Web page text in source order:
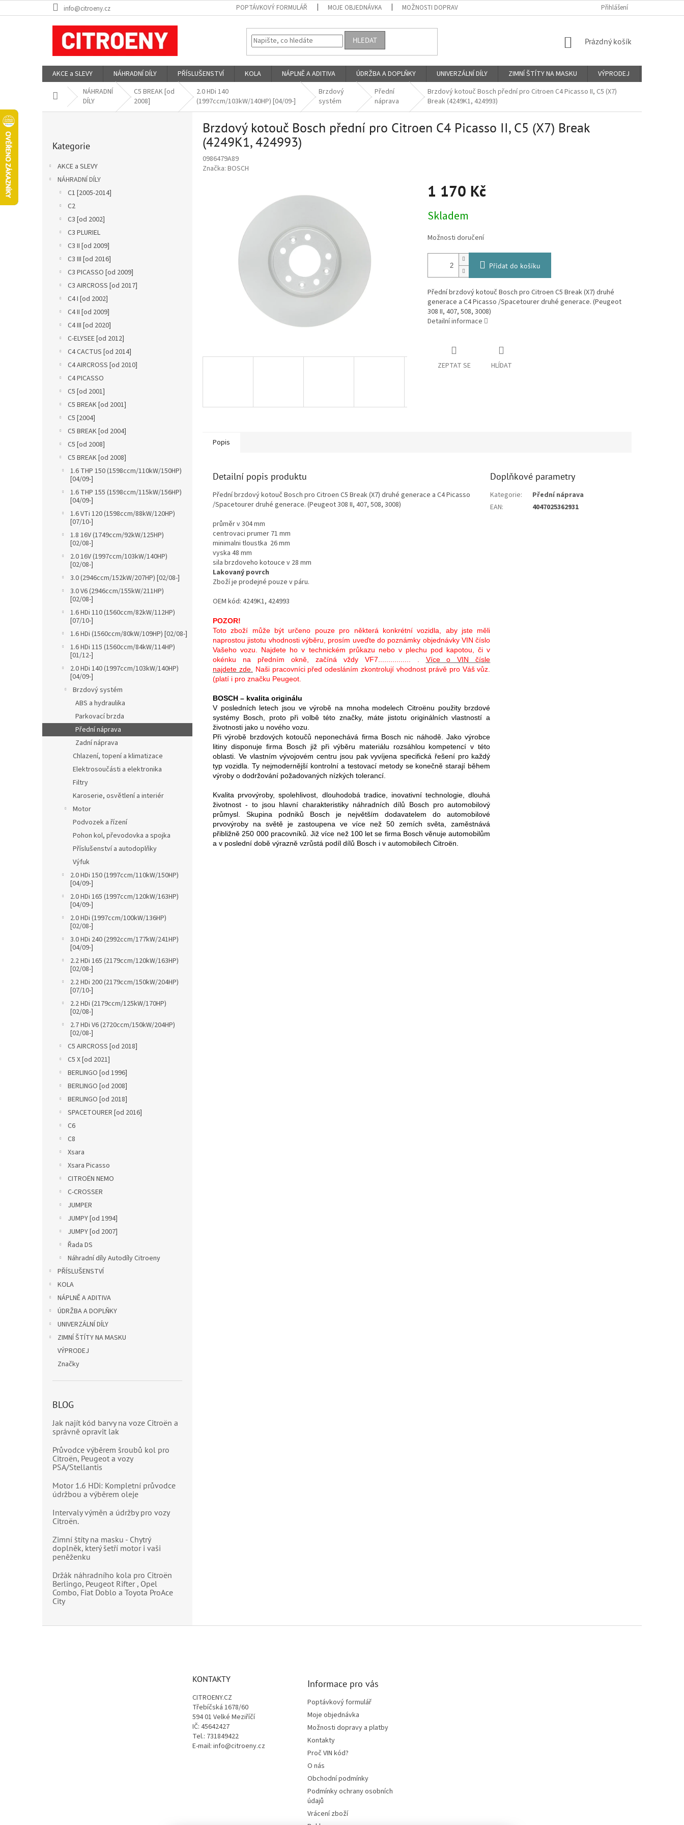
na
info@citroeny.cz POPTÁVKOVÝ FORMULÁŘ MOJE OBJEDNÁVKA MOŽNOSTI DOPRAVY A PLATBY PROČ VIN KÓD? O NÁS
Přihlášení
HLEDAT
NÁKUPNÍ
Prázdný košík
AKCE a SLEVY NÁHRADNÍ DÍLY PŘÍSLUŠENSTVÍ KOLA NÁPLNĚ A ADITIVA ÚDRŽBA A DOPLŇKY UNIVERZÁLNÍ DÍLY ZIMNÍ ŠTÍTY NA MASKU VÝPRODEJ
Domů NÁHRADNÍ
DÍLY
C5 BREAK [od
2008]
2.0 HDi 140
(1997ccm/103kW/140HP) [04/09-]
Brzdový
systém
Přední
náprava
Brzdový kotouč Bosch přední pro Citroen C4 Picasso II, C5 (X7)
Break (4249K1, 424993)
kategorie
Kategorie
AKCE a SLEVY
NÁHRADNÍ DÍLY
C1 [2005-2014]
C2
C3 [od 2002]
C3 PLURIEL
C3 II [od 2009]
C3 III [od 2016]
C3 PICASSO [od 2009]
C3 AIRCROSS [od 2017]
C4 I [od 2002]
C4 II [od 2009]
C4 III [od 2020]
C-ELYSEE [od 2012]
C4 CACTUS [od 2014]
C4 AIRCROSS [od 2010]
C4 PICASSO
C5 [od 2001]
C5 BREAK [od 2001]
C5 [2004]
C5 BREAK [od 2004]
C5 [od 2008]
C5 BREAK [od 2008]
1.6 THP 150 (1598ccm/110kW/150HP)
[04/09-]
1.6 THP 155 (1598ccm/115kW/156HP)
[04/09-]
1.6 VTi 120 (1598ccm/88kW/120HP)
[07/10-]
1.8 16V (1749ccm/92kW/125HP)
[02/08-]
2.0 16V (1997ccm/103kW/140HP)
[02/08-]
3.0 (2946ccm/152kW/207HP) [02/08-]
3.0 V6 (2946ccm/155kW/211HP)
[02/08-]
1.6 HDi 110 (1560ccm/82kW/112HP)
[07/10-]
1.6 HDi (1560ccm/80kW/109HP) [02/08-]
1.6 HDi 115 (1560ccm/84kW/114HP)
[01/12-]
2.0 HDi 140 (1997ccm/103kW/140HP)
[04/09-]
Brzdový systém
ABS a hydraulika
Parkovací brzda
Přední náprava
Zadní náprava
Chlazení, topení a klimatizace
Elektrosoučásti a elektronika
Filtry
Karoserie, osvětlení a interiér
Motor
Podvozek a řízení
Pohon kol, převodovka a spojka
Příslušenství a autodoplňky
Výfuk
2.0 HDi 150 (1997ccm/110kW/150HP)
[04/09-]
2.0 HDi 165 (1997ccm/120kW/163HP)
[04/09-]
2.0 HDi (1997ccm/100kW/136HP)
[02/08-]
3.0 HDi 240 (2992ccm/177kW/241HP)
[04/09-]
2.2 HDi 165 (2179ccm/120kW/163HP)
[02/08-]
2.2 HDi 200 (2179ccm/150kW/204HP)
[07/10-]
2.2 HDi (2179ccm/125kW/170HP)
[02/08-]
2.7 HDi V6 (2720ccm/150kW/204HP)
[02/08-]
C5 AIRCROSS [od 2018]
C5 X [od 2021]
BERLINGO [od 1996]
BERLINGO [od 2008]
BERLINGO [od 2018]
SPACETOURER [od 2016]
C6
C8
Xsara
Xsara Picasso
CITROËN NEMO
C-CROSSER
JUMPER
JUMPY [od 1994]
JUMPY [od 2007]
Řada DS
Náhradní díly Autodíly Citroeny
PŘÍSLUŠENSTVÍ
KOLA
NÁPLNĚ A ADITIVA
ÚDRŽBA A DOPLŇKY
UNIVERZÁLNÍ DÍLY
ZIMNÍ ŠTÍTY NA MASKU
VÝPRODEJ
Značky
BLOG
Jak najít kód barvy na voze Citroën a
správně opravit lak
Průvodce výběrem šroubů kol pro
Citroën, Peugeot a vozy
PSA/Stellantis
Motor 1.6 HDi: Kompletní průvodce
údržbou a výběrem oleje
Intervaly výměn a údržby pro vozy
Citroën.
Zimní štíty na masku - Chytrý
doplněk, který šetří motor i vaši
peněženku
Držák náhradního kola pro Citroën
Berlingo, Peugeot Rifter , Opel
Combo, Fiat Doblo a Toyota ProAce
City
Brzdový kotouč Bosch přední pro Citroen C4 Picasso II, C5 (X7) Break
(4249K1, 424993)
0986479A89
Značka: BOSCH
1 170 Kč
cena:
Skladem
Možnosti doručení
Přidat do košíku
Přední brzdový kotouč Bosch pro Citroen C5 Break (X7) druhé
generace a C4 Picasso /Spacetourer druhé generace. (Peugeot
308 II, 407, 508, 3008)
Detailní informace
ZEPTAT SE HLÍDAT
Popis
Detailní popis produktu
Přední brzdový kotouč Bosch pro Citroen C5 Break (X7) druhé generace a C4 Picasso
/Spacetourer druhé generace. (Peugeot 308 II, 407, 508, 3008)
průměr v304 mm
centrovaci prumer 71 mm
minimalni tloustka 26 mm
vyska 48 mm
sila brzdoveho kotouce v 28 mm
Lakovaný povrch
Zboží je prodejné pouze v páru.
OEM kód: 4249K1, 424993
POZOR!
Toto zboží může být určeno pouze pro některá konkrétní vozidla, aby jste měli
naprostou jistotu vhodnosti výběru, prosím uveďte do poznámky objednávky VIN číslo
Vašeho vozu. Najdete ho v technickém průkazu nebo v plechu pod kapotou, či v
okénku na předním okně, začíná vždy VF7................ . Více o VIN čísle
najdete zde.
Naši pracovníci před odesláním zkontrolují vhodnost právě pro Váš vůz.
(platí i pro značku Peugeot.
BOSCH – kvalita originálu
V posledních letech jsou ve výrobě na mnoha modelech Citroënu použity brzdové
systémy Bosch, proto při volbě této značky, máte jistotu originálních vlastností a
životnosti jako u nového vozu.
Při výrobě brzdových kotoučů neponechává firma Bosch nic náhodě. Jako výrobce
litiny disponuje firma Bosch již při výběru materiálu rozsáhlou kompetencí v této
oblasti. Ve vlastním vývojovém centru jsou pak vyvíjena specifická řešení pro každý
typ vozidla. Ty nejmodernější kontrolní a testovací metody se konečně starají během
výroby o dodržování požadovaných nízkých tolerancí.
Kvalita prvovýroby, spolehlivost, dlouhodobá tradice, inovativní technologie, dlouhá
životnost - to jsou hlavní charakteristiky náhradních dílů Bosch pro automobilový
průmysl. Skupina podniků Bosch je největším dodavatelem do automobilové
prvovýroby na světě je zastoupena ve více než 50 zemích světa, zaměstnává
přibližně 250 000 pracovníků. Již více než 100 let se firma Bosch věnuje automobilům
a v poslední době výrazně vzrůstá podíl dílů Bosch i v automobilech Citroën.
Doplňkové parametry
Kategorie:
Přední náprava
EAN: 4047025362931
KONTAKTY
CITROENY.CZ
Třebíčská 1678/60
594 01 Velké Meziříčí
IČ: 45642427
Tel.: 731849422
E-mail: info@citroeny.cz
Informace pro vás
Poptávkový formulář
Moje objednávka
Možnosti dopravy a platby
Kontakty
Proč VIN kód?
O nás
Obchodní podmínky
Podmínky ochrany osobních
údajů
Vrácení zboží